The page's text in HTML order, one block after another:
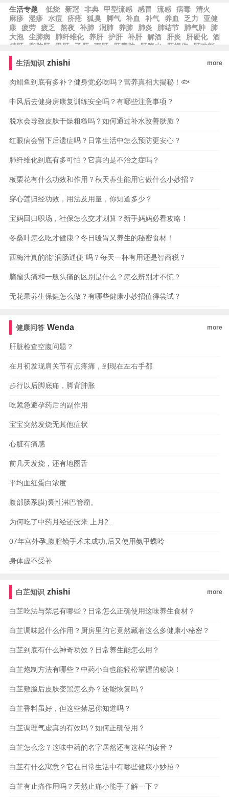
生活专题 低烧 新冠 非典 甲型流感 感冒 流感 病毒
清火
麻疹
湿疹 水痘 疥疮 狐臭 脚气 补血 补气 养血 乏力
亚健
康
疲劳 疲乏 熬夜 补肺 润肺 养肺 肺炎 肺结节 肺气肿
肺
大泡
尘肺病 肺纤维化 养肝 护肝 补肝 解酒 肝炎 肝硬化
酒
精肝
脂肪肝 甲肝 乙肝 丙肝 肝囊肿 肝腹水 肝损伤 肝功能
生活知识 zhishi more
肉鲳鱼到底有多补？健身党必吃吗？营养真相大揭秘！🐟
中风后去健身房康复训练安全吗？有哪些注意事项？
脱水会导致皮肤干燥粗糙吗？如何通过补水改善肤质？
红眼病会留下后遗症吗？日常生活中怎么预防更安心？
肺纤维化到底有多可怕？它真的是不治之症吗？
板栗花有什么功效和作用？秋天养生能用它做什么小妙招？
穿心莲归经功效，用法及用量，你知道多少？
宝妈回归职场，社保怎么交才划算？新手妈妈必看攻略！
冬桑叶怎么吃才健康？冬日暖胃又养生的秘密食材！
西梅汁真的能“润肠通便”吗？每天一杯有用还是智商税？
脑瘤头痛和一般头痛的区别是什么？怎么辨别才不慌？
无花果养生保健怎么做？有哪些健康小妙招值得尝试？
健康问答 Wenda more
肝脏检查空腹问题？
在月初发现肩关节有点疼痛，到现在左右手都
步行以后脚底痛，脚背肿胀
吃紧急避孕药后的副作用
宝宝突然发烧无其他症状
心脏有痛感
前几天发烧，还有地图舌
平均血红蛋白浓度
腹部肠系膜)囊性淋巴管瘤。
为何吃了中药月经还没来.上月2..
07年宫外孕,腹腔镜手术未成功,后又使用氨甲蝶呤
身体虚不受补
白芷知识 zhishi more
白芷吃法与禁忌有哪些？日常怎么正确使用这味养生食材？
白芷调味起什么作用？厨房里的它竟然藏着这么多健康小秘密？
白芷到底有什么神奇功效？日常养生能怎么用？
白芷炮制方法有哪些？中药小白也能轻松掌握的秘诀！
白芷敷脸后皮肤变黑怎么办？还能恢复吗？
白芷香料虽好，但这些禁忌你知道吗？
白芷调理气虚真的有效吗？如何正确使用？
白芷怎么念？这味中药的名字居然还有这样的读音？
白芷有什么寓意？它在日常生活中有哪些健康小妙招？
白芷有止痛作用吗？天然止痛小能手了解一下？